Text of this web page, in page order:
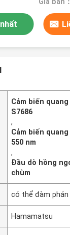
Cảm biến
S7686
,
Cảm biến
550 nm
,
Đầu dò hồng
chùm
có thể đàm phán
Hamamatsu